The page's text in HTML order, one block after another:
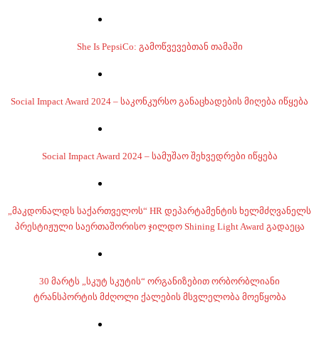
She Is PepsiCo: გამოწვევებთან თამაში
Social Impact Award 2024 – საკონკურსო განაცხადების მიღება იწყება
Social Impact Award 2024 – სამუშაო შეხვედრები იწყება
„მაკდონალდს საქართველოს“ HR დეპარტამენტის ხელმძღვანელს
პრესტიჟული საერთაშორისო ჯილდო Shining Light Award გადაეცა
30 მარტს „სკუტ სკუტის“ ორგანიზებით ორბორბლიანი
ტრანსპორტის მძღოლი ქალების მსვლელობა მოეწყობა